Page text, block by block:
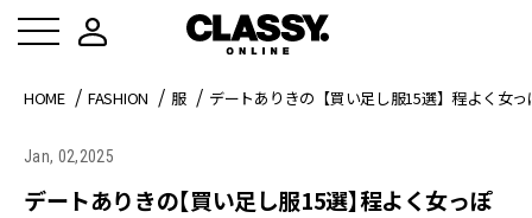
HOME FASHION 服 デートありきの【買い足し服15選】程よく女
Jan, 02,2025
デートありきの【買い足し服15選】程よく女っぽ